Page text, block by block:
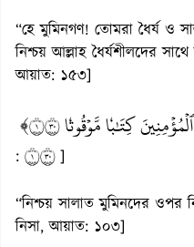
“হে মুমিনগণ! তোমরা ধৈর্য ও
নিশ্চয় আল্লাহ ধৈর্যশীলদের
আয়াত: ১৫৩]
كِتَٰبٗا مَّوۡقُوتٗا ١٠٣﴾
: ]
“নিশ্চয় সালাত মুমিনদের ওপর
নিসা, আয়াত: ১০৩]